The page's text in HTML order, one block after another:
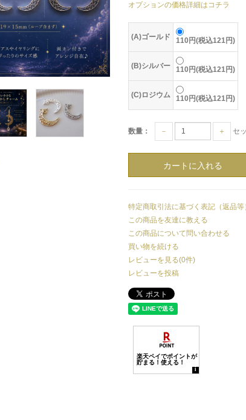
オプションの価格詳細はコチラ
(A)ゴールド 110円(税込121円)
(B)シルバー 110円(税込121円)
(C)ロジウム 110円(税込121円)
数量： － ＋ セ
特定商取引法に基づく表記（返品等
この商品を友達に教える
この商品について問い合わせる
買い物を続ける
レビューを見る(0件)
レビューを投稿